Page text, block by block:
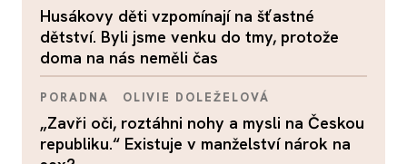
Husákovy děti vzpomínají na šťastné
dětství. Byli jsme venku do tmy, protože
doma na nás neměli čas
PORADNA OLIVIE DOLEŽELOVÁ
„Zavři oči, roztáhni nohy a mysli na Českou
republiku.“ Existuje v manželství nárok na